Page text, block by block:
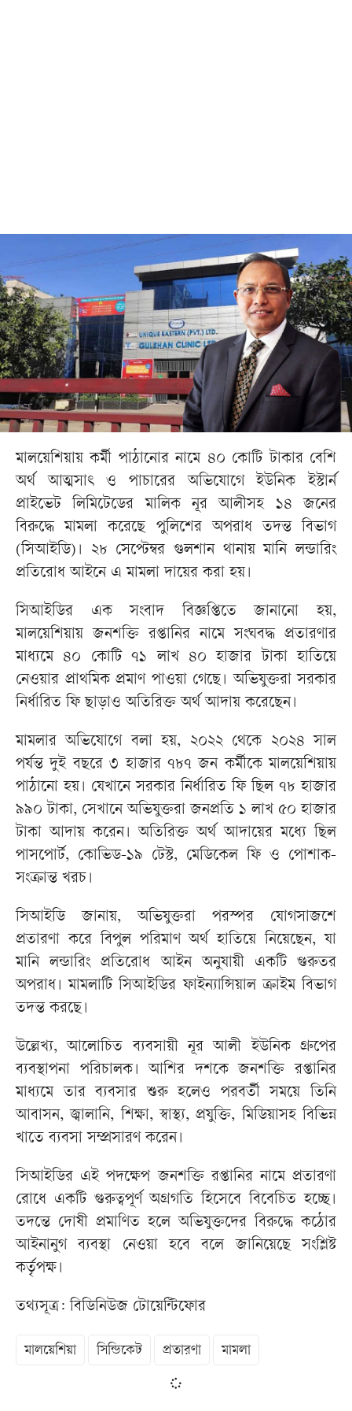
মালয়েশিয়ায় কর্মী পাঠানোর নামে ৪০ কোটি টাকার বেশি
অর্থ আত্মসাৎ ও পাচারের অভিযোগে ইউনিক ইস্টার্ন
প্রাইভেট লিমিটেডের মালিক নূর আলীসহ ১৪ জনের
বিরুদ্ধে মামলা করেছে পুলিশের অপরাধ তদন্ত বিভাগ
(সিআইডি)। ২৮ সেপ্টেম্বর গুলশান থানায় মানি লন্ডারিং
প্রতিরোধ আইনে এ মামলা দায়ের করা হয়।
সিআইডির এক সংবাদ বিজ্ঞপ্তিতে জানানো হয়,
মালয়েশিয়ায় জনশক্তি রপ্তানির নামে সংঘবদ্ধ প্রতারণার
মাধ্যমে ৪০ কোটি ৭১ লাখ ৪০ হাজার টাকা হাতিয়ে
নেওয়ার প্রাথমিক প্রমাণ পাওয়া গেছে। অভিযুক্তরা সরকার
নির্ধারিত ফি ছাড়াও অতিরিক্ত অর্থ আদায় করেছেন।
মামলার অভিযোগে বলা হয়, ২০২২ থেকে ২০২৪ সাল
পর্যন্ত দুই বছরে ৩ হাজার ৭৮৭ জন কর্মীকে মালয়েশিয়ায়
পাঠানো হয়। যেখানে সরকার নির্ধারিত ফি ছিল ৭৮ হাজার
৯৯০ টাকা, সেখানে অভিযুক্তরা জনপ্রতি ১ লাখ ৫০ হাজার
টাকা আদায় করেন। অতিরিক্ত অর্থ আদায়ের মধ্যে ছিল
পাসপোর্ট, কোভিড-১৯ টেস্ট, মেডিকেল ফি ও পোশাক-
সংক্রান্ত খরচ।
সিআইডি জানায়, অভিযুক্তরা পরস্পর যোগসাজশে
প্রতারণা করে বিপুল পরিমাণ অর্থ হাতিয়ে নিয়েছেন, যা
মানি লন্ডারিং প্রতিরোধ আইন অনুযায়ী একটি গুরুতর
অপরাধ। মামলাটি সিআইডির ফাইন্যান্সিয়াল ক্রাইম বিভাগ
তদন্ত করছে।
উল্লেখ্য, আলোচিত ব্যবসায়ী নূর আলী ইউনিক গ্রুপের
ব্যবস্থাপনা পরিচালক। আশির দশকে জনশক্তি রপ্তানির
মাধ্যমে তার ব্যবসার শুরু হলেও পরবর্তী সময়ে তিনি
আবাসন, জ্বালানি, শিক্ষা, স্বাস্থ্য, প্রযুক্তি, মিডিয়াসহ বিভিন্ন
খাতে ব্যবসা সম্প্রসারণ করেন।
সিআইডির এই পদক্ষেপ জনশক্তি রপ্তানির নামে প্রতারণা
রোধে একটি গুরুত্বপূর্ণ অগ্রগতি হিসেবে বিবেচিত হচ্ছে।
তদন্তে দোষী প্রমাণিত হলে অভিযুক্তদের বিরুদ্ধে কঠোর
আইনানুগ ব্যবস্থা নেওয়া হবে বলে জানিয়েছে সংশ্লিষ্ট
কর্তৃপক্ষ।
তথ্যসূত্র: বিডিনিউজ টোয়েন্টিফোর
মালয়েশিয়া সিন্ডিকেট প্রতারণা মামলা